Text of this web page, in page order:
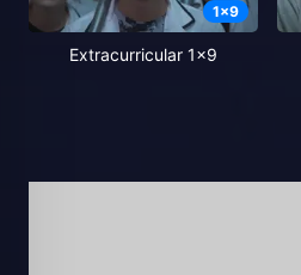
1x9
Extracurricular 1x9